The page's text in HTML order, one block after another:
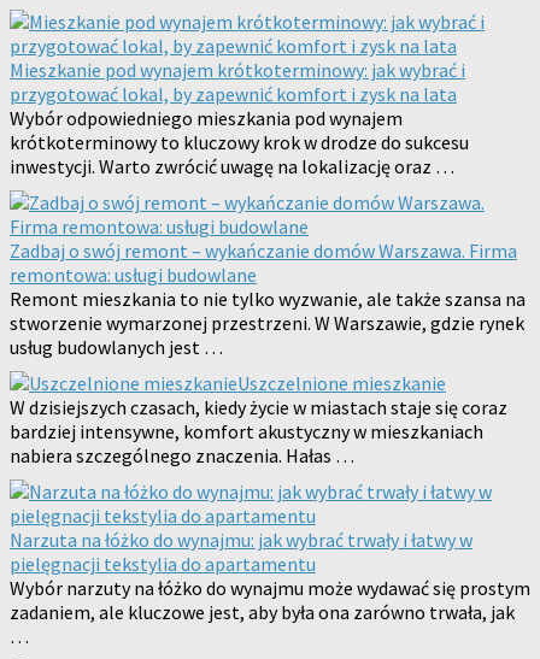
Mieszkanie pod wynajem krótkoterminowy: jak wybrać i
przygotować lokal, by zapewnić komfort i zysk na lata
Wybór odpowiedniego mieszkania pod wynajem
krótkoterminowy to kluczowy krok w drodze do sukcesu
inwestycji. Warto zwrócić uwagę na lokalizację oraz …
Zadbaj o swój remont – wykańczanie domów Warszawa. Firma
remontowa: usługi budowlane
Remont mieszkania to nie tylko wyzwanie, ale także szansa na
stworzenie wymarzonej przestrzeni. W Warszawie, gdzie rynek
usług budowlanych jest …
Uszczelnione mieszkanie
W dzisiejszych czasach, kiedy życie w miastach staje się coraz
bardziej intensywne, komfort akustyczny w mieszkaniach
nabiera szczególnego znaczenia. Hałas …
Narzuta na łóżko do wynajmu: jak wybrać trwały i łatwy w
pielęgnacji tekstylia do apartamentu
Wybór narzuty na łóżko do wynajmu może wydawać się prostym
zadaniem, ale kluczowe jest, aby była ona zarówno trwała, jak
…